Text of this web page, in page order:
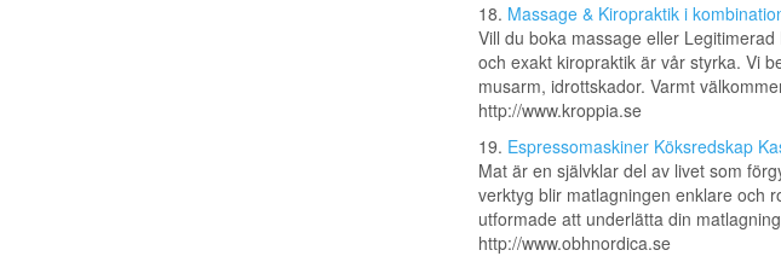
18. Massage & Kiropraktik i
Vill du boka massage eller
och exakt kiropraktik är vår styrka. Vi
musarm, idrottskador. Varmt
http://www.kroppia.se
19. Espressomaskiner Köksredskap
Mat är en självklar del av livet som
verktyg blir matlagningen enklare och
utformade att underlätta din
http://www.obhnordica.se